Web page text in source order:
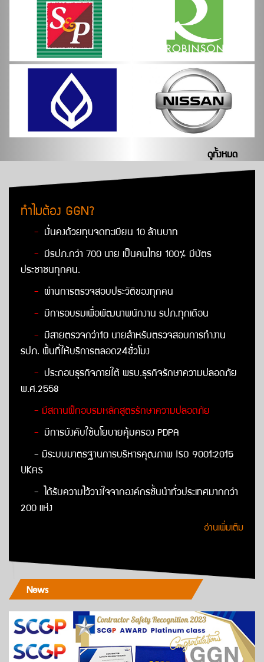
ดูทั้งหมด
ทำไมต้อง GGN?
- มั่นคงด้วยทุนจดทะเบียน 10 ล้านบาท
- มีรปภ.กว่า 700 นาย เป็นคนไทย 100% มีบัตร
ประชาชนทุกคน.
- ผ่านการตรวจสอบประวัติของทุกคน
- มีการอบรมเพื่อพัฒนาพนักงาน รปภ.ทุกเดือน
- มีสายตรวจกว่า10 นายสำหรับตรวจสอบการทำงาน
รปภ. พื้นที่ให้บริการตลอด24ชั่วโมง
- ประกอบธุรกิจภายใต้ พรบ.ธุรกิจรักษาความปลอดภัย
พ.ศ.2558
- มีสถานฝึกอบรมหลักสูตรรักษาความปลอดภัย
- มีการบังคับใช้นโยบายคุ้มครอง PDPA
- มีระบบมาตรฐานการบริหารคุณภาพ ISO 9001:2015
UKAS
- ได้รับความไว้วางใจจากองค์กรชั้นนำทั่วประเทศมากกว่า
200 แห่ง
อ่านเพิ่มเติม
News